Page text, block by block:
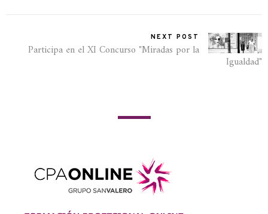
NEXT POST
Participa en el XI Concurso "Miradas por la
Igualdad"